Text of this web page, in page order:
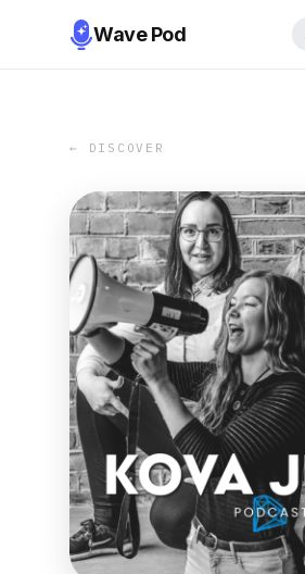
Wave Pod
← DISCOVER